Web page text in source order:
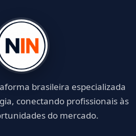
brasileira especializada
conectando profissionais às
do mercado.